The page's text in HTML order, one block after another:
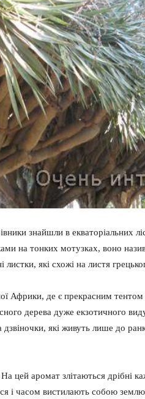
знайшли в екваторіальних
на тонких мотузках, воно
які схожі на листя
Африки, де є прекрасним
дерева дуже екзотичного
дзвіночки, які живуть лише до
цей аромат злітаються дрібні
і часом вистилають собою